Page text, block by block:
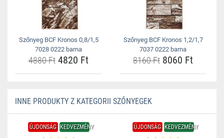
Szőnyeg BCF Kronos 0,8/1,5
7028 0222 barna
4880 Ft 4820 Ft
Szőnyeg BCF Kronos 1,2/1,7
7037 0222 barna
8160 Ft 8060 Ft
INNE PRODUKTY Z KATEGORII SZŐNYEGEK
ÚJDONSÁG KEDVEZMÉNY ÚJDONSÁG KEDVEZMÉNY